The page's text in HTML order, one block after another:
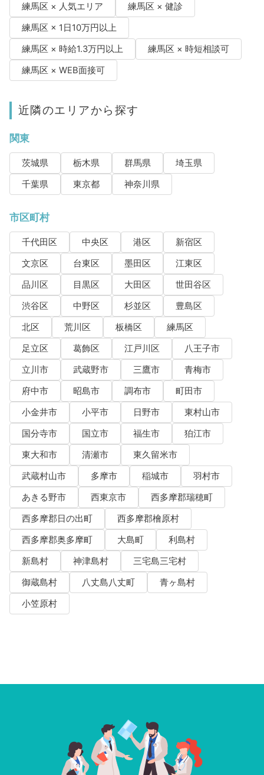
練馬区 × 人気エリア
練馬区 × 健診
練馬区 × 1日10万円以上
練馬区 × 時給1.3万円以上
練馬区 × 時短相談可
練馬区 × WEB面接可
近隣のエリアから探す
関東
茨城県 栃木県 群馬県
埼玉県
千葉県
東京都 神奈川県
市区町村
千代田区 中央区 港区
新宿区
文京区
台東区 墨田区
江東区
品川区
目黒区 大田区
世田谷区
渋谷区
中野区 杉並区
豊島区
北区
荒川区 板橋区
練馬区
足立区
葛飾区 江戸川区
八王子市
立川市
武蔵野市 三鷹市
青梅市
府中市
昭島市 調布市
町田市
小金井市
小平市 日野市
東村山市
国分寺市
国立市 福生市
狛江市
東大和市
清瀬市
東久留米市
武蔵村山市
多摩市 稲城市
羽村市
あきる野市
西東京市
西多摩郡瑞穂町
西多摩郡日の出町
西多摩郡檜原村
西多摩郡奥多摩町
大島町
利島村
新島村
神津島村
三宅島三宅村
御蔵島村
八丈島八丈町
青ヶ島村
小笠原村